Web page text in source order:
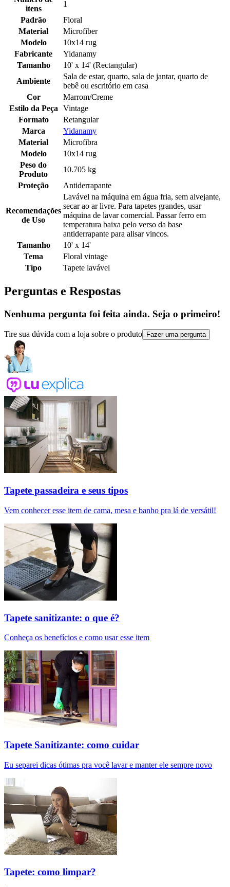
itens
1
Padrão
Floral
Material
Microfiber
Modelo
10x14 rug
Fabricante
Yidanamy
Tamanho
10' x 14' (Rectangular)
Ambiente
Sala de estar, quarto, sala de jantar, quarto de
bebê ou escritório em casa
Cor
Marrom/Creme
Estilo da Peça
Vintage
Formato
Retangular
Marca
Yidanamy
Material
Microfibra
Modelo
10x14 rug
Peso do
Produto
10.705 kg
Proteção
Antiderrapante
Recomendações
de Uso
Lavável na máquina em água fria, sem alvejante,
secar ao ar livre. Para tapetes grandes, usar
máquina de lavar comercial. Passar ferro em
temperatura baixa pelo verso da base
antiderrapante para alisar vincos.
Tamanho
10' x 14'
Tema
Floral vintage
Tipo
Tapete lavável
Perguntas e Respostas
Nenhuma pergunta foi feita ainda. Seja o primeiro!
Tire sua dúvida com a loja sobre o produto Fazer uma pergunta
Tapete passadeira e seus tipos
Vem conhecer esse item de cama, mesa e banho pra lá de versátil!
Tapete sanitizante: o que é?
Conheça os benefícios e como usar esse item
Tapete Sanitizante: como cuidar
Eu separei dicas ótimas pra você lavar e manter ele sempre novo
Tapete: como limpar?